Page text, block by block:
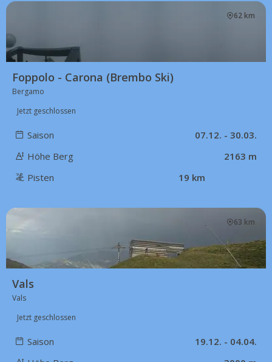
62 km
Foppolo - Carona (Brembo Ski)
Bergamo
Jetzt geschlossen
Saison
07.12. - 30.03.
Höhe Berg
2163 m
Pisten
19 km
63 km
Vals
Vals
Jetzt geschlossen
Saison
19.12. - 04.04.